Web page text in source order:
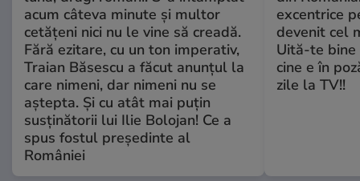
acum câteva minute și multor
cetățeni nici nu le vine să creadă.
Fără ezitare, cu un ton imperativ,
Traian Băsescu a făcut anunțul la
care nimeni, dar nimeni nu se
aștepta. Și cu atât mai puțin
susținătorii lui Ilie Bolojan! Ce a
spus fostul președinte al
României
excentrice
devenit cel
Uită-te bine
cine e în
zile la TV!!